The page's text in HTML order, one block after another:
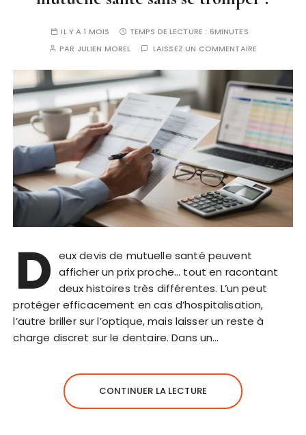
IL Y A 1 MOIS TEMPS DE LECTURE : 6MINUTES
PAR JULIEN MOREL LAISSEZ UN COMMENTAIRE
D eux devis de mutuelle santé peuvent
afficher un prix proche… tout en racontant
deux histoires très différentes. L’un peut
protéger efficacement en cas d’hospitalisation,
l’autre briller sur l’optique, mais laisser un reste à
charge discret sur le dentaire. Dans un…
CONTINUER LA LECTURE